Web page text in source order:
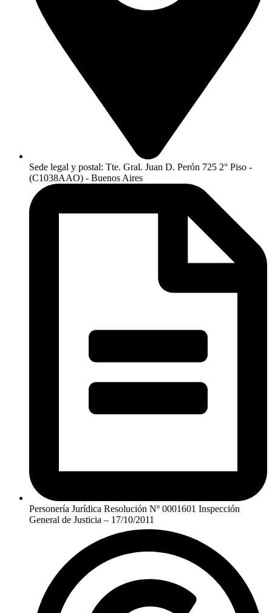
Sede legal y postal: Tte. Gral. Juan D. Perón 725 2° Piso -
(C1038AAO) - Buenos Aires
Personería Jurídica Resolución Nº 0001601 Inspección
General de Justicia – 17/10/2011